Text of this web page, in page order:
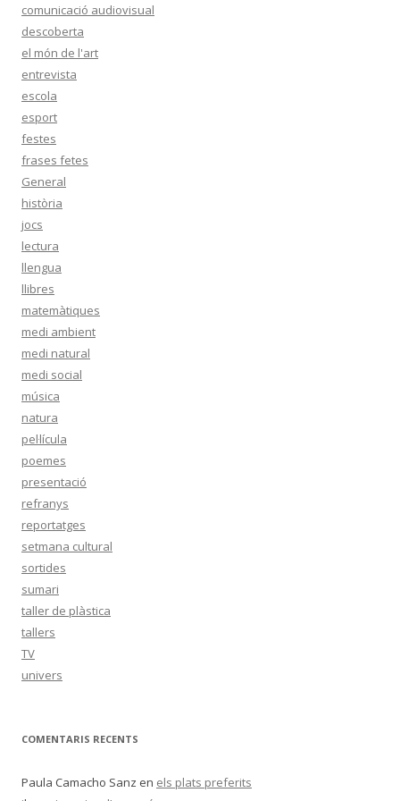
comunicació audiovisual
descoberta
el món de l'art
entrevista
escola
esport
festes
frases fetes
General
història
jocs
lectura
llengua
llibres
matemàtiques
medi ambient
medi natural
medi social
música
natura
pel·lícula
poemes
presentació
refranys
reportatges
setmana cultural
sortides
sumari
taller de plàstica
tallers
TV
univers
COMENTARIS RECENTS
Paula Camacho Sanz en els plats preferits